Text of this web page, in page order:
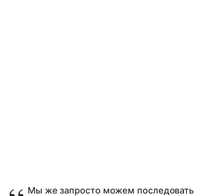
Мы же запросто можем последовать